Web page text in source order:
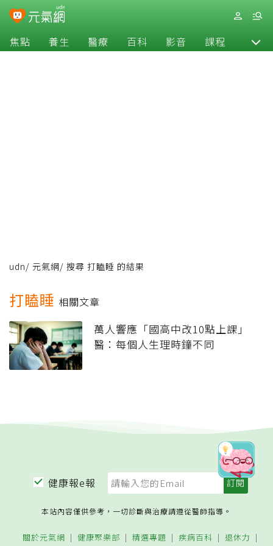
焦點 養生 醫療 百科 影音 課程 退休
udn/ 元氣網/ 搜尋 打瞌睡 的結果
打瞌睡 相關文章
萬人響應「國高中改10點上課」
醫：每個人生理時鐘不同
健康報e報
本站內容僅供參考，一切診斷與治療請遵從醫師指導。
關於元氣網 健康聚樂部 精選專題 疾病百科 退休力